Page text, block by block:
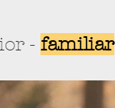
-familiar